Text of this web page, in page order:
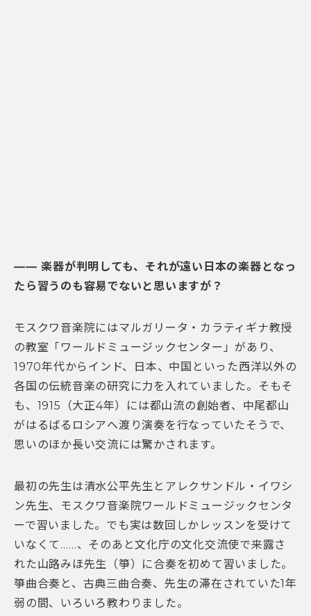
―― 楽器が判明しても、それが遠い日本の楽器となっ
たら習うのも容易でないと思いますが？
モスクワ音楽院にはマルガリータ・カラティギナ教授
の教室「ワールドミュージックセンター」があり、
1970年代からインド、日本、中国といった西洋以外の
各国の伝統音楽の研究に力を入れていました。そもそ
も、1915（大正4年）には都山流の創始者、中尾都山
がはるばるロシアへ渡り演奏を行なっていたそうで、
思いのほか長い交流には驚かされます。
最初の先生は清水公平先生とアレクサンドル・イワシ
ン先生、モスクワ音楽院ワールドミュージックセンタ
ーで習いました。でも実は数回しかレッスンを受けて
いなくて……、そのあと文化庁の文化交流使で来露さ
れた山路みほ先生（箏）に合奏を初めて習いました。
箏曲合奏と、古典三曲合奏、先生の滞在されていた1年
弱の間、いろいろ教わりました。